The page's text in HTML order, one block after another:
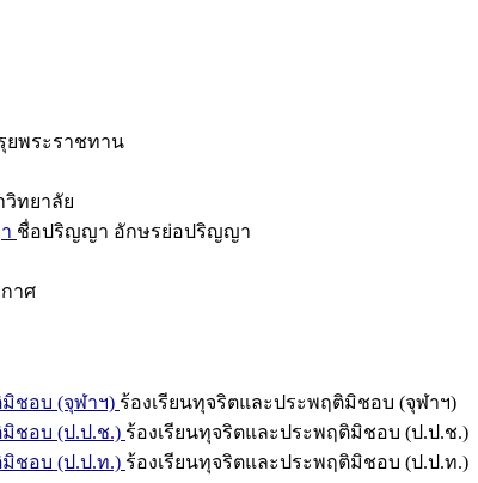
ยพระราชทาน
วิทยาลัย
ชื่อปริญญา อักษรย่อปริญญา
าศ
ชอบ (จุฬาฯ) ร้องเรียนทุจริตและประพฤติมิชอบ (จุฬาฯ)
ชอบ (ป.ป.ช.) ร้องเรียนทุจริตและประพฤติมิชอบ (ป.ป.ช.)
ชอบ (ป.ป.ท.) ร้องเรียนทุจริตและประพฤติมิชอบ (ป.ป.ท.)